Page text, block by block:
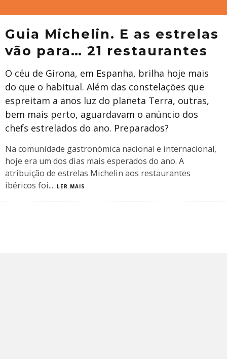
Guia Michelin. E as estrelas
vão para… 21 restaurantes
O céu de Girona, em Espanha, brilha hoje mais
do que o habitual. Além das constelações que
espreitam a anos luz do planeta Terra, outras,
bem mais perto, aguardavam o anúncio dos
chefs estrelados do ano. Preparados?
Na comunidade gastronómica nacional e internacional,
hoje era um dos dias mais esperados do ano. A
atribuição de estrelas Michelin aos restaurantes
ibéricos foi... LER MAIS